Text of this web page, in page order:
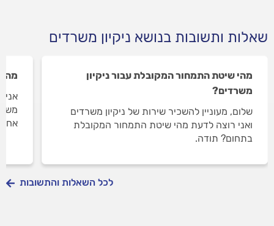
שאלות ותשובות בנושא ניקיון משרדים
מהי שיטת התמחור המקובלת עבור ניקיון
משרדים?
שלום, מעוניין להשכיר שירות של ניקיון משרדים
ואני רוצה לדעת מהי שיטת התמחור המקובלת
בתחום? תודה.
מה
לכל השאלות והתשובות